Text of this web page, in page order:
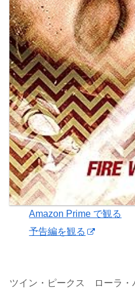
Amazon Prime で観る
予告編を観る
ツイン・ピークス ローラ・